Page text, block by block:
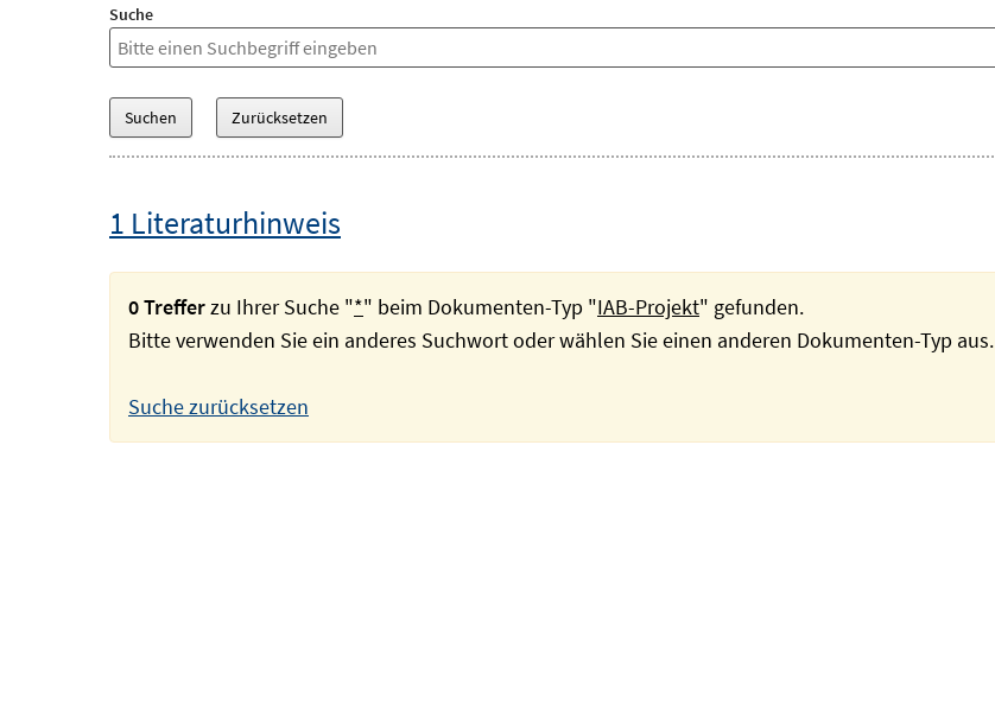
Suche
1 Literaturhinweis
0 Trefferzu Ihrer Suche "*" beim Dokumenten-Typ "IAB-Projekt" gefunden.
Bitte verwenden Sie ein anderes Suchwort oder wählen Sie einen anderen Dokumenten-Typ aus.
Suche zurücksetzen